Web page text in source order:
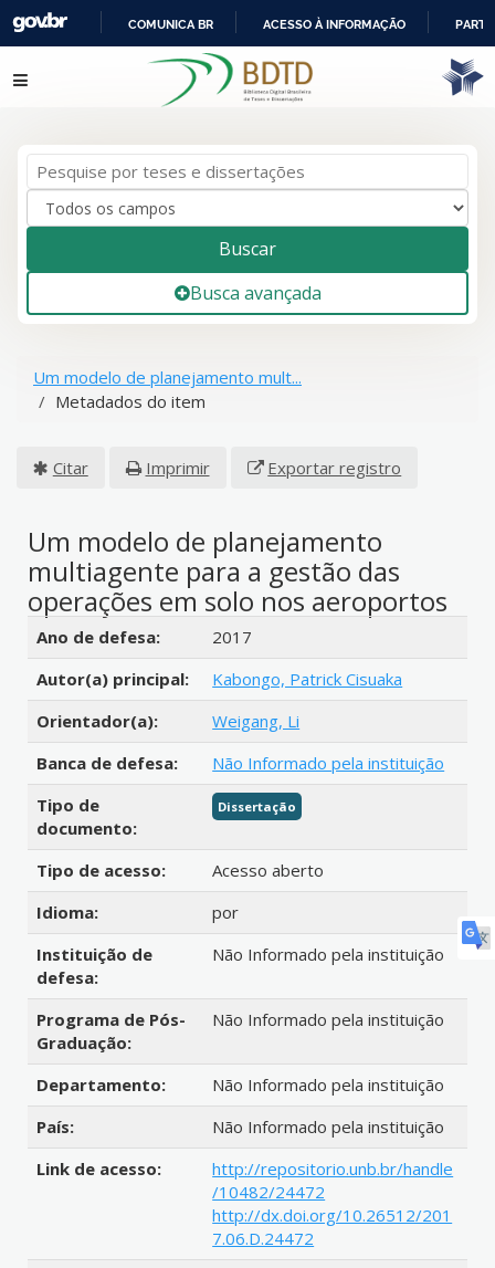
IR
PARA
COMUNICA BR ACESSO À INFORMAÇÃO
Pular para o conteúdo
Buscar
Busca avançada
Um modelo de planejamento mult...
Metadados do item
Citar Imprimir Exportar registro
Um modelo de planejamento
multiagente para a gestão das
operações em solo nos aeroportos
Detalhes bibliográficos
Ano de defesa:
2017
Autor(a) principal:
Kabongo, Patrick Cisuaka
Orientador(a):
Weigang, Li
Banca de defesa:
Não Informado pela instituição
Tipo de
documento:
Dissertação
Tipo de acesso:
Acesso aberto
Idioma:
por
Instituição de
defesa:
Não Informado pela instituição
Programa de Pós-
Graduação:
Não Informado pela instituição
Departamento:
Não Informado pela instituição
País:
Não Informado pela instituição
Link de acesso:
http://repositorio.unb.br/handle
/10482/24472
http://dx.doi.org/10.26512/201
7.06.D.24472